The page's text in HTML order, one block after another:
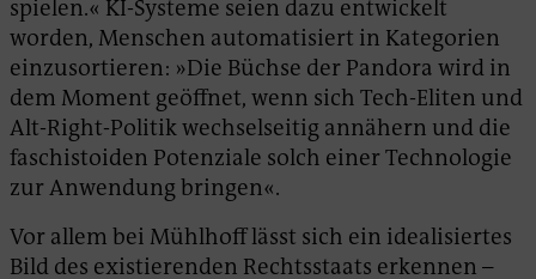
spielen.« KI-Systeme seien dazu entwickelt
worden, Menschen automatisiert in Kategorien
einzusortieren: »Die Büchse der Pandora wird in
dem Moment geöffnet, wenn sich Tech-Eliten und
Alt-Right-Politik wechselseitig annähern und die
faschistoiden Potenziale solch einer Technologie
zur Anwendung bringen«.
Vor allem bei Mühlhoff lässt sich ein idealisiertes
Bild des existierenden Rechtsstaats erkennen –